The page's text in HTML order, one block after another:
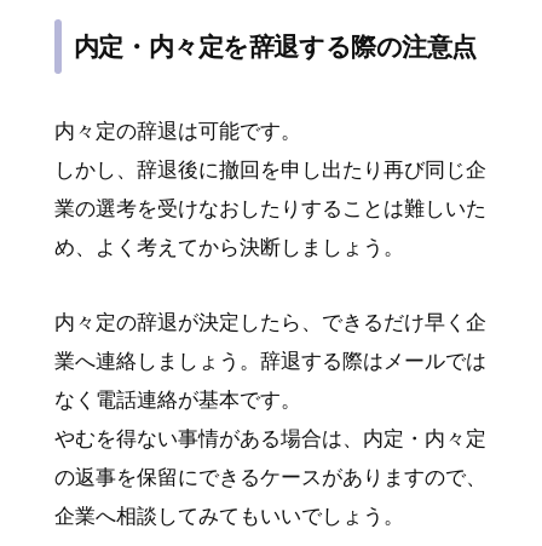
内定・内々定を辞退する際の注意点
内々定の辞退は可能です。
しかし、辞退後に撤回を申し出たり再び同じ企
業の選考を受けなおしたりすることは難しいた
め、よく考えてから決断しましょう。
内々定の辞退が決定したら、できるだけ早く企
業へ連絡しましょう。辞退する際はメールでは
なく電話連絡が基本です。
やむを得ない事情がある場合は、内定・内々定
の返事を保留にできるケースがありますので、
企業へ相談してみてもいいでしょう。